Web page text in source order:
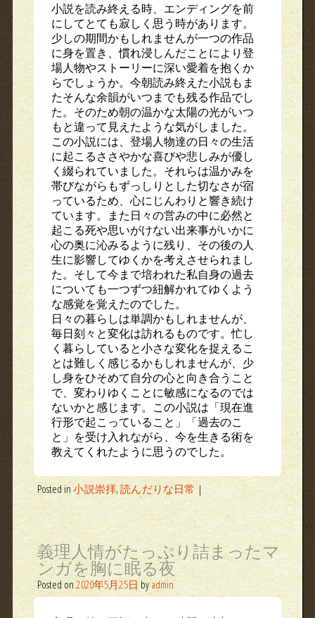
小説を読み終える時、エンディングを前
にしてとても寂しく思う時があります。
少しの期間かもしれませんが一つの作品
に身を置き、慣れ浸しんだことにより登
場人物やストーリーに深い愛着を抱くか
らでしょうか。今朝読み終えた小説もま
たそんな余韻がいつまでも残る作品でし
た。そのため朝の温かな太陽の光がいつ
もと違って見えたような気がしました。
この小説には、登場人物達の日々の生活
に起こるささやかな喜びや悲しみが優し
く綴られていました。それらは温かみを
帯びながらもずっしりとした切なさが宿
っているため、心にじんわりと響き続け
ています。また日々の営みの中に必然と
起こる死や思いがけない出来事がいかに
心の奥に沁みるように残り、その後の人
生に影響してゆくかを考えさせられまし
た。そして今まで培われた私自身の過去
についても一つずつ紐解かれてゆくよう
な感覚を覚えたのでした。
日々の暮らしは単調かもしれませんが、
毎日刻々と変化は訪れるものです。忙し
く暮らしていると小さな変化を捉えるこ
とは難しく感じるかもしれませんが、少
し身をひそめて自分の心と向き合うこと
で、変わりゆくことに敏感になるのでは
ないかと感じます。この小説は「現在進
行形で起こっていること」「過去のこ
と」を受け入れながら、今を生きる術を
教えてくれたように思うのでした。
Posted in小説崇拝,読んだりな日常 |
義理人情がたっぷり詰まったマ
ンガを胸に眠る夜
Posted on2020年5月25日 by admin